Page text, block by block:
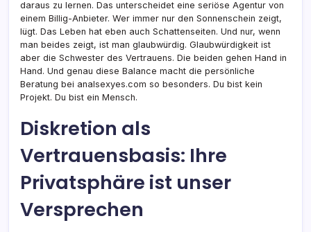
daraus zu lernen. Das unterscheidet eine seriöse Agentur von
einem Billig-Anbieter. Wer immer nur den Sonnenschein zeigt,
lügt. Das Leben hat eben auch Schattenseiten. Und nur, wenn
man beides zeigt, ist man glaubwürdig. Glaubwürdigkeit ist
aber die Schwester des Vertrauens. Die beiden gehen Hand in
Hand. Und genau diese Balance macht die persönliche
Beratung bei analsexyes.com so besonders. Du bist kein
Projekt. Du bist ein Mensch.
Diskretion als
Vertrauensbasis: Ihre
Privatsphäre ist unser
Versprechen